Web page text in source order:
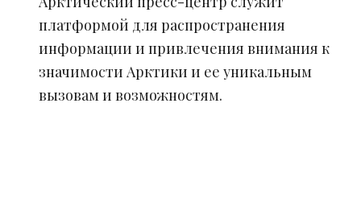
платформой для распространения
информации и привлечения внимания к
значимости Арктики и ее уникальным
вызовам и возможностям.